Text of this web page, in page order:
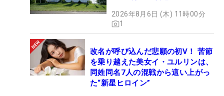
2026年8月6日 (木) 11時00分
1
改名が呼び込んだ悲願の初V！ 苦節
を乗り越えた美女イ・ユルリンは、
同姓同名7人の混戦から這い上がっ
た“新星ヒロイン”